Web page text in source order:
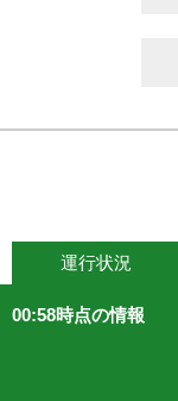
運行状況
00:58時点の情報